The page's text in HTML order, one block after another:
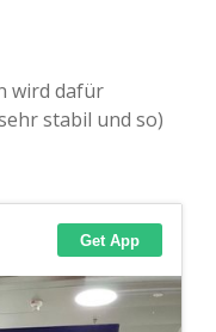
wird dafür
stabil und so)